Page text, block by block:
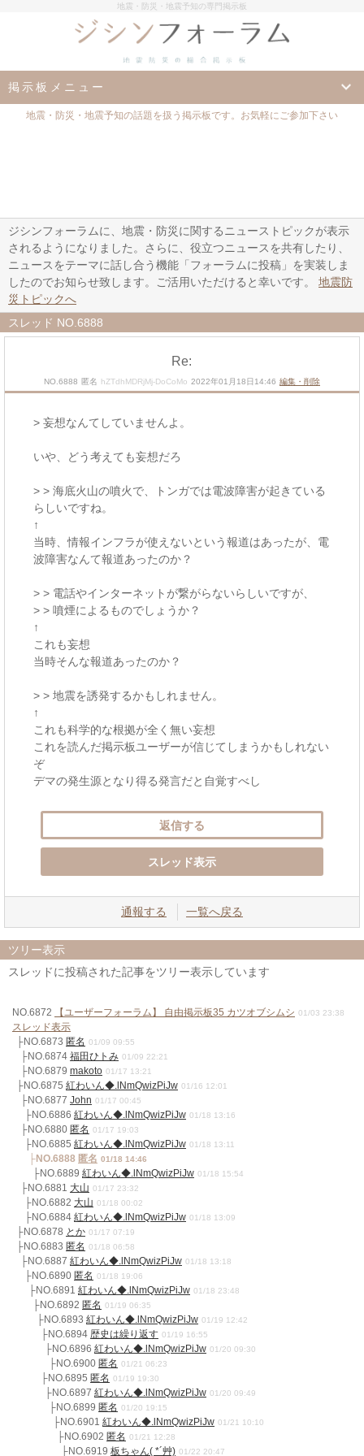
地震・防災・地震予知の専門掲示板
掲示板メニュー
地震・防災・地震予知の話題を扱う掲示板です。お気軽にご参加下さい
ジシンフォーラムに、地震・防災に関するニューストピックが表示
されるようになりました。さらに、役立つニュースを共有したり、
ニュースをテーマに話し合う機能「フォーラムに投稿」を実装しま
したのでお知らせ致します。ご活用いただけると幸いです。 地震防
災トピックへ
スレッド NO.6888
Re:
NO.6888 匿名 hZTdhMDRjMj-DoCoMo 2022年01月18日14:46 編集・削除
> 妄想なんてしていませんよ。
いや、どう考えても妄想だろ
> > 海底火山の噴火で、トンガでは電波障害が起きている
らしいですね。
↑
当時、情報インフラが使えないという報道はあったが、電
波障害なんて報道あったのか？
> > 電話やインターネットが繋がらないらしいですが、
> > 噴煙によるものでしょうか？
↑
これも妄想
当時そんな報道あったのか？
> > 地震を誘発するかもしれません。
↑
これも科学的な根拠が全く無い妄想
これを読んだ掲示板ユーザーが信じてしまうかもしれない
ぞ
デマの発生源となり得る発言だと自覚すべし
返信する
スレッド表示
通報する 一覧へ戻る
ツリー表示
スレッドに投稿された記事をツリー表示しています
NO.6872 【ユーザーフォーラム】 自由掲示板35 カツオブシムシ 01/03 23:38
スレッド表示
├NO.6873 匿名 01/09 09:55
├NO.6874 福田ひトみ 01/09 22:21
├NO.6879 makoto 01/17 13:21
├NO.6875 紅わいん◆.lNmQwizPiJw 01/16 12:01
├NO.6877 John 01/17 00:45
├NO.6886 紅わいん◆.lNmQwizPiJw 01/18 13:16
├NO.6880 匿名 01/17 19:03
├NO.6885 紅わいん◆.lNmQwizPiJw 01/18 13:11
├NO.6888 匿名 01/18 14:46
├NO.6889 紅わいん◆.lNmQwizPiJw 01/18 15:54
├NO.6881 大山 01/17 23:32
├NO.6882 大山 01/18 00:02
├NO.6884 紅わいん◆.lNmQwizPiJw 01/18 13:09
├NO.6878 とか 01/17 07:19
├NO.6883 匿名 01/18 06:58
├NO.6887 紅わいん◆.lNmQwizPiJw 01/18 13:18
├NO.6890 匿名 01/18 19:06
├NO.6891 紅わいん◆.lNmQwizPiJw 01/18 23:48
├NO.6892 匿名 01/19 06:35
├NO.6893 紅わいん◆.lNmQwizPiJw 01/19 12:42
├NO.6894 歴史は繰り返す 01/19 16:55
├NO.6896 紅わいん◆.lNmQwizPiJw 01/20 09:30
├NO.6900 匿名 01/21 06:23
├NO.6895 匿名 01/19 19:30
├NO.6897 紅わいん◆.lNmQwizPiJw 01/20 09:49
├NO.6899 匿名 01/20 19:15
├NO.6901 紅わいん◆.lNmQwizPiJw 01/21 10:10
├NO.6902 匿名 01/21 12:28
├NO.6919 板ちゃん( *´艸) 01/22 20:47